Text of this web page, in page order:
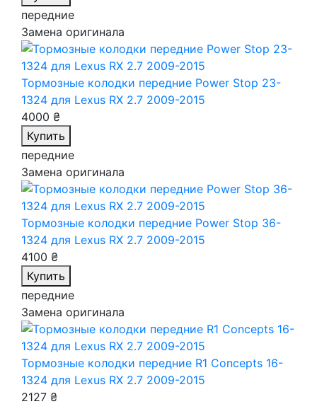
передние
Замена оригинала
Тормозные колодки передние Power Stop 23-
1324 для Lexus RX 2.7 2009-2015
4000 ₴
Купить
передние
Замена оригинала
Тормозные колодки передние Power Stop 36-
1324 для Lexus RX 2.7 2009-2015
4100 ₴
Купить
передние
Замена оригинала
Тормозные колодки передние R1 Concepts 16-
1324 для Lexus RX 2.7 2009-2015
2127 ₴